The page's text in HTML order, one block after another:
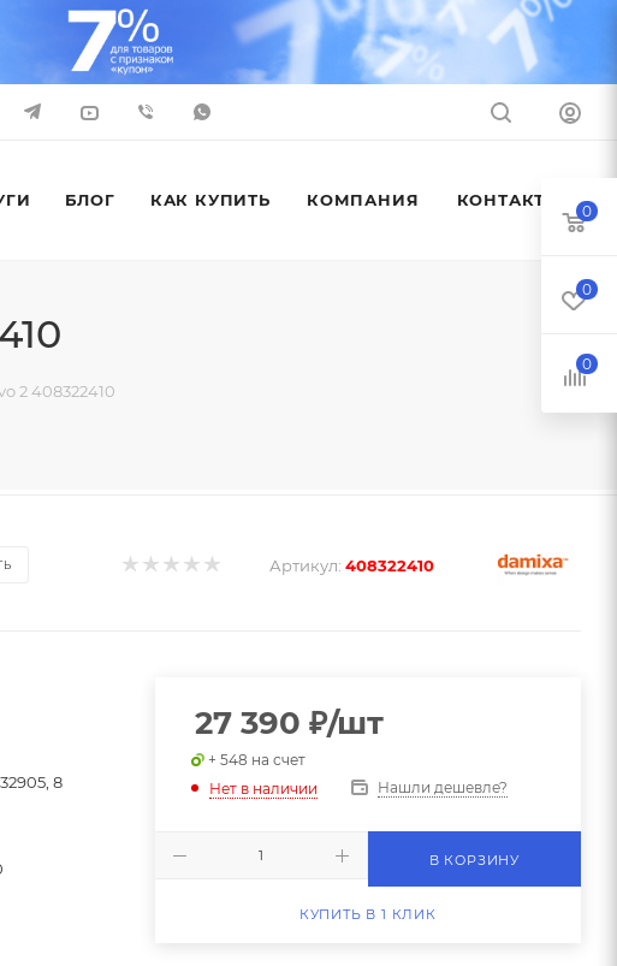
БЛОГ КАК КУПИТЬ КОМПАНИЯ КОНТАКТЫ
2 408322410
Артикул: 408322410
8
27 390 ₽/шт
+ 548 на счет
Нет в наличии
Нашли дешевле?
В КОРЗИНУ
КУПИТЬ В 1 КЛИК
0
0
0